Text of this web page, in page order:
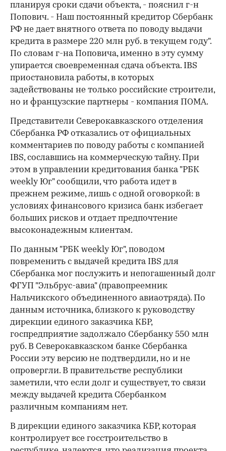
планируя сроки сдачи объекта, - пояснил г-н
Попович. - Наш постоянный кредитор Сбербанк
РФ не дает внятного ответа по поводу выдачи
кредита в размере 220 млн руб. в текущем году".
По словам г-на Поповича, именно в эту сумму
упирается своевременная сдача объекта. IBS
приостановила работы, в которых
задействованы не только российские строители,
но и французские партнеры - компания ПОМА.
Представители Северокавказского отделения
Сбербанка РФ отказались от официальных
комментариев по поводу работы с компанией
IBS, сославшись на коммерческую тайну. При
этом в управлении кредитования банка "РБК
weekly Юг" сообщили, что работа идет в
прежнем режиме, лишь с одной оговоркой: в
условиях финансового кризиса банк избегает
больших рисков и отдает предпочтение
высоконадежным клиентам.
По данным "РБК weekly Юг", поводом
повременить с выдачей кредита IBS для
Сбербанка мог послужить и непогашенный долг
ФГУП "Эльбрус-авиа" (правопреемник
Нальчикского объединенного авиаотряда). По
данным источника, близкого к руководству
дирекции единого заказчика КБР,
госпредприятие задолжало Сбербанку 550 млн
руб. В Северокавказском банке Сбербанка
России эту версию не подтвердили, но и не
опровергли. В правительстве республики
заметили, что если долг и существует, то связи
между выдачей кредита Сбербанком
различным компаниям нет.
В дирекции единого заказчика КБР, которая
контролирует все госстроительство в